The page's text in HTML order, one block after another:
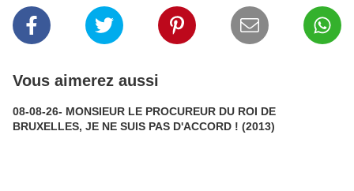
Vous aimerez aussi
08-08-26- MONSIEUR LE PROCUREUR DU ROI DE
BRUXELLES, JE NE SUIS PAS D'ACCORD ! (2013)